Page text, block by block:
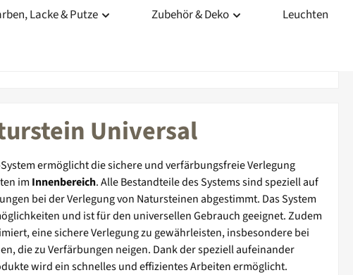
Lacke & Putze Zubehör & Deko Leuchten
Universal
ermöglicht die sichere und verfärbungsfreie Verlegung
im Innenbereich. Alle Bestandteile des Systems sind speziell auf
bei der Verlegung von Natursteinen abgestimmt. Das System
und ist für den universellen Gebrauch geeignet. Zudem
eine sichere Verlegung zu gewährleisten, insbesondere bei
die zu Verfärbungen neigen. Dank der speziell aufeinander
wird ein schnelles und effizientes Arbeiten ermöglicht.